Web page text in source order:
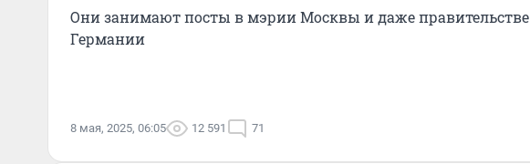
Они занимают посты в мэрии Москвы и даже правительстве
Германии
8 мая, 2025, 06:05 12 591 71